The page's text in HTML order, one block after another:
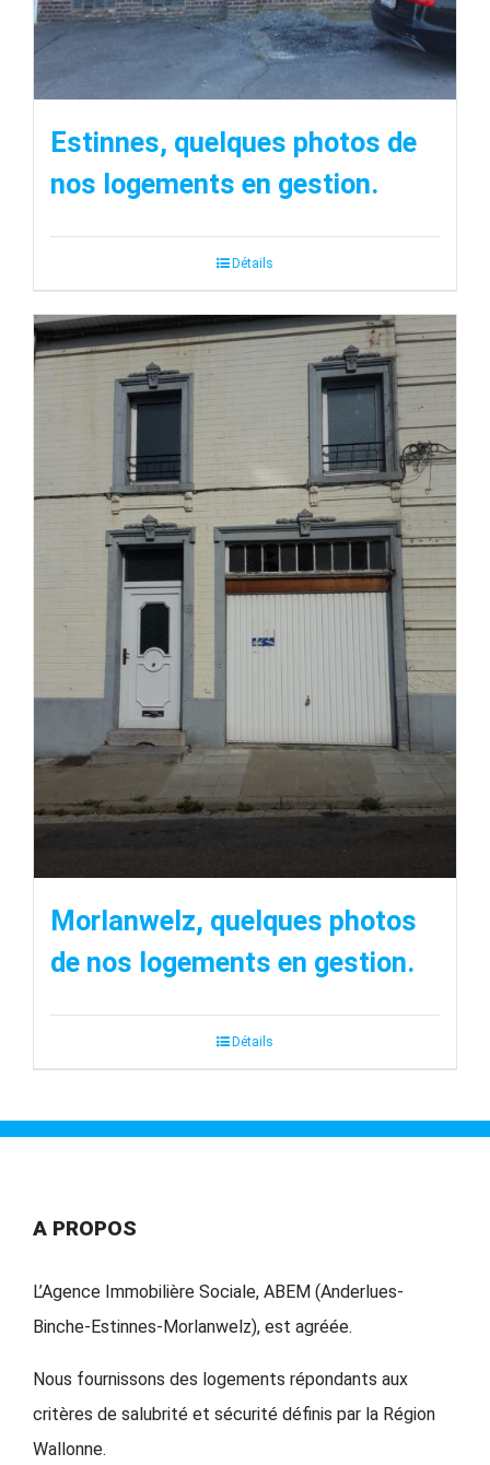
Estinnes, quelques photos de
nos logements en gestion.
Détails
Morlanwelz, quelques photos
de nos logements en gestion.
Détails
A PROPOS
L’Agence Immobilière Sociale, ABEM (Anderlues-
Binche-Estinnes-Morlanwelz), est agréée.
Nous fournissons des logements répondants aux
critères de salubrité et sécurité définis par la Région
Wallonne.